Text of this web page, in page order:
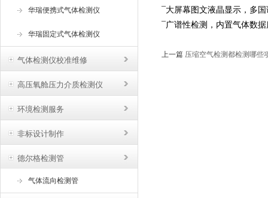
华瑞便携式气体检测仪
华瑞固定式气体检测仪
气体检测仪校准维修
高压氧舱压力介质检测仪
环境检测服务
非标设计制作
德尔格检测管
气体流向检测管
¯大屏幕图文液晶显示，多
¯广谱性检测，内置气体数
上一篇 压缩空气检测都检测哪些